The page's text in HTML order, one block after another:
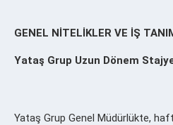
GENEL NİTELİKLER VE İŞ
Yataş Grup Uzun Dönem
Yataş Grup Genel Müdürlükte,